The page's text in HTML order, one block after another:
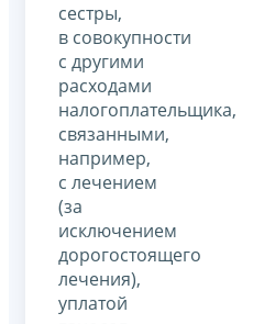
сестры,
в совокупности
с другими
расходами
налогоплательщика,
связанными,
например,
с лечением
(за
исключением
дорогостоящего
лечения),
уплатой